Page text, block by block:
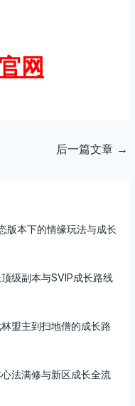
网
后一篇文章 →
版本下的情缘玩法与成长
级副本与SVIP成长路线
盟主到扫地僧的成长路
法满修与新区成长全流